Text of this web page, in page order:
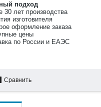
подход
30 лет производства
изготовителя
оформление заказа
цены
по России и ЕАЭС
Сравнить